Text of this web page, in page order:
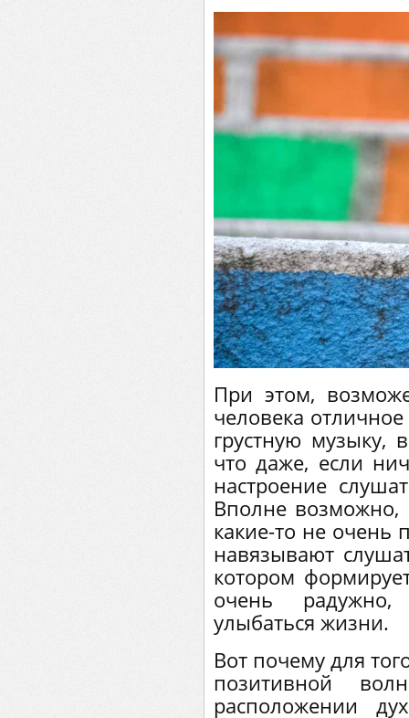
При этом,
человека
грустную музыку,
что даже, если
настроение
Вполне возможно,
какие-то не очень
навязывают
котором
очень
улыбаться жизни.
Вот почему для
позитивной
расположении